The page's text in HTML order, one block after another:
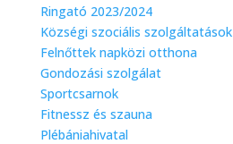
Ringató 2023/2024
Községi szociális szolgáltatások
Felnőttek napközi otthona
Gondozási szolgálat
Sportcsarnok
Fitnessz és szauna
Plébániahivatal